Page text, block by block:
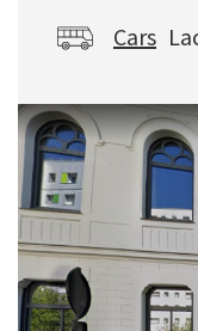
Cars
Image